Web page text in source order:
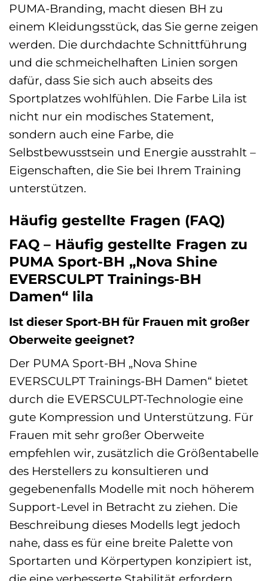
PUMA-Branding, macht diesen BH zu
einem Kleidungsstück, das Sie gerne zeigen
werden. Die durchdachte Schnittführung
und die schmeichelhaften Linien sorgen
dafür, dass Sie sich auch abseits des
Sportplatzes wohlfühlen. Die Farbe Lila ist
nicht nur ein modisches Statement,
sondern auch eine Farbe, die
Selbstbewusstsein und Energie ausstrahlt –
Eigenschaften, die Sie bei Ihrem Training
unterstützen.
Häufig gestellte Fragen (FAQ)
FAQ – Häufig gestellte Fragen zu
PUMA Sport-BH „Nova Shine
EVERSCULPT Trainings-BH
Damen“ lila
Ist dieser Sport-BH für Frauen mit großer
Oberweite geeignet?
Der PUMA Sport-BH „Nova Shine
EVERSCULPT Trainings-BH Damen“ bietet
durch die EVERSCULPT-Technologie eine
gute Kompression und Unterstützung. Für
Frauen mit sehr großer Oberweite
empfehlen wir, zusätzlich die Größentabelle
des Herstellers zu konsultieren und
gegebenenfalls Modelle mit noch höherem
Support-Level in Betracht zu ziehen. Die
Beschreibung dieses Modells legt jedoch
nahe, dass es für eine breite Palette von
Sportarten und Körpertypen konzipiert ist,